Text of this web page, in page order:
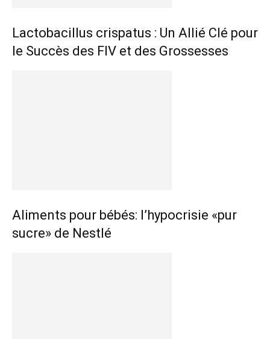
Lactobacillus crispatus : Un Allié Clé pour
le Succès des FIV et des Grossesses
Aliments pour bébés: l’hypocrisie «pur
sucre» de Nestlé